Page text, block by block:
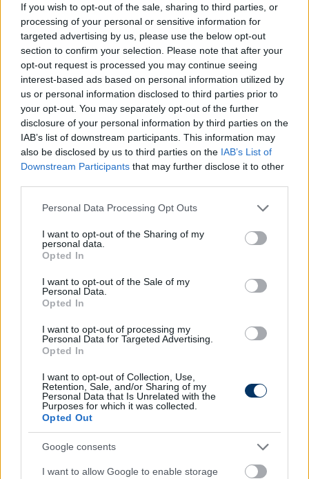
If you wish to opt-out of the sale, sharing to third parties, or
processing of your personal or sensitive information for
targeted advertising by us, please use the below opt-out
section to confirm your selection. Please note that after your
opt-out request is processed you may continue seeing
interest-based ads based on personal information utilized by
us or personal information disclosed to third parties prior to
your opt-out. You may separately opt-out of the further
disclosure of your personal information by third parties on the
IAB’s list of downstream participants. This information may
also be disclosed by us to third parties on the IAB’s List of
Downstream Participants that may further disclose it to other
Please note that this website/app uses one or more Google
not limited to your visit or usage behaviour. You may click to
grant or deny consent to Google and its third-party tags to
use your data for below specified purposes in below Google
consent section.
Personal Data Processing Opt Outs
I want to opt-out of the Sharing of my
personal data.
Opted In
I want to opt-out of the Sale of my
Personal Data.
Opted In
I want to opt-out of processing my
Personal Data for Targeted Advertising.
Opted In
I want to opt-out of Collection, Use,
Retention, Sale, and/or Sharing of my
Personal Data that Is Unrelated with the
Purposes for which it was collected.
Opted Out
Google consents
I want to allow Google to enable storage
Ilyen jó mérkőzés pedig régen volt Szalai mögött,
akinek az elmúlt két szezonja Németországban,
valamint a belgiumi kölcsönidőszak alatt sem
sikerült túlságosan pozitívan.
Forrás: Sofascore
Olvastad már?